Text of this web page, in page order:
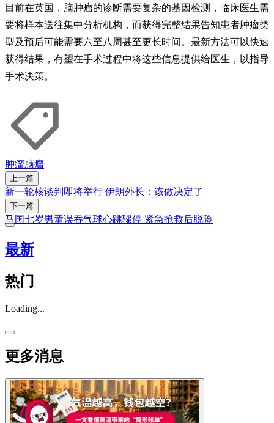
目前在英国，脑肿瘤的诊断需要复杂的基因检测，临床医生需
要将样本送往集中分析机构，而获得完整结果告知患者肿瘤类
型及预后可能需要六至八周甚至更长时间。最新方法可以快速
获得结果，有望在手术过程中将这些信息提供给医生，以指导
手术决策。
肿瘤脑瘤
上一篇
新一轮核谈判即将举行 伊朗外长：该做决定了
下一篇
马国七岁男童误吞气球心跳骤停 紧急抢救后脱险
最新
热门
Loading...
更多消息